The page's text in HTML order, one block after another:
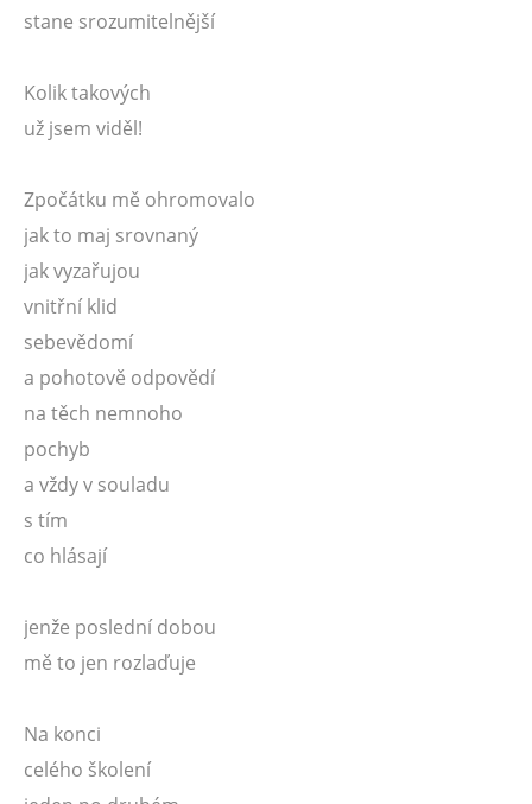
stane srozumitelnější
Kolik takových
už jsem viděl!
Zpočátku mě ohromovalo
jak to maj srovnaný
jak vyzařujou
vnitřní klid
sebevědomí
a pohotově odpovědí
na těch nemnoho
pochyb
a vždy v souladu
s tím
co hlásají
jenže poslední dobou
mě to jen rozlaďuje
Na konci
celého školení